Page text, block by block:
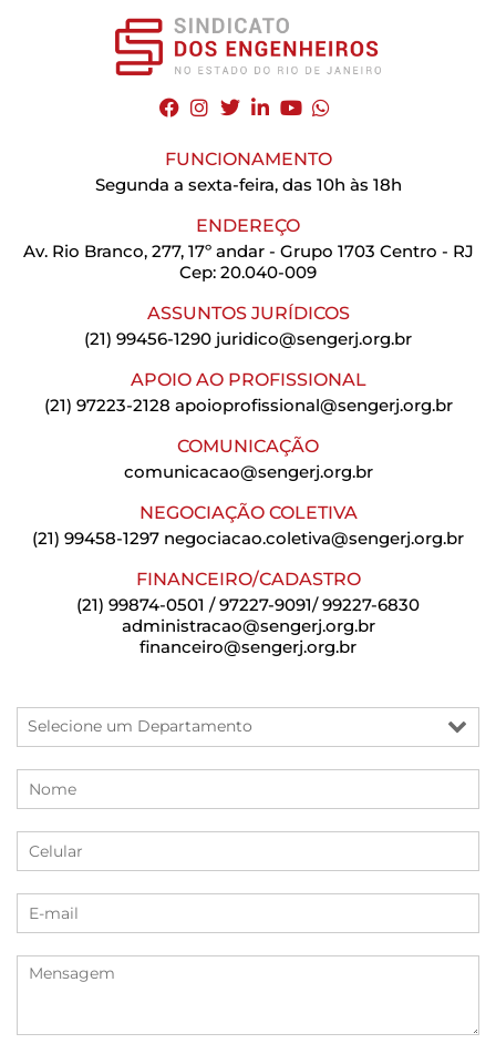
FUNCIONAMENTO
Segunda a sexta-feira, das 10h às 18h
ENDEREÇO
Av. Rio Branco, 277, 17º andar - Grupo 1703 Centro - RJ
Cep: 20.040-009
ASSUNTOS JURÍDICOS
(21) 99456-1290 juridico@sengerj.org.br
APOIO AO PROFISSIONAL
(21) 97223-2128 apoioprofissional@sengerj.org.br
COMUNICAÇÃO
comunicacao@sengerj.org.br
NEGOCIAÇÃO COLETIVA
(21) 99458-1297 negociacao.coletiva@sengerj.org.br
FINANCEIRO/CADASTRO
(21) 99874-0501 / 97227-9091/ 99227-6830
administracao@sengerj.org.br
financeiro@sengerj.org.br